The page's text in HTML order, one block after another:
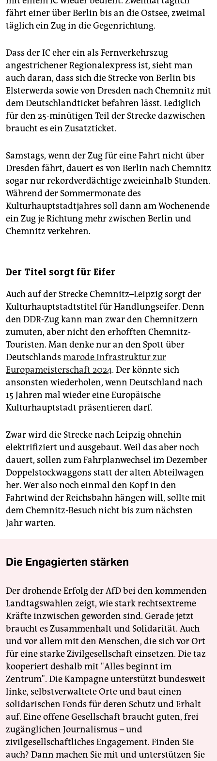
fährt einer über Berlin bis an die Ostsee, zweimal
täglich ein Zug in die Gegenrichtung.
Dass der IC eher ein als Fernverkehrszug
angestrichener Regionalexpress ist, sieht man
auch daran, dass sich die Strecke von Berlin bis
Elsterwerda sowie von Dresden nach Chemnitz mit
dem Deutschlandticket befahren lässt. Lediglich
für den 25-minütigen Teil der Strecke dazwischen
braucht es ein Zusatzticket.
Samstags, wenn der Zug für eine Fahrt nicht über
Dresden fährt, dauert es von Berlin nach Chemnitz
sogar nur rekordverdächtige zweieinhalb Stunden.
Während der Sommermonate des
Kulturhauptstadtjahres soll dann am Wochenende
ein Zug je Richtung mehr zwischen Berlin und
Chemnitz verkehren.
Der Titel sorgt für Eifer
Auch auf der Strecke Chemnitz–Leipzig sorgt der
Kulturhauptstadtstitel für Handlungseifer. Denn
den DDR-Zug kann man zwar den Chemnitzern
zumuten, aber nicht den erhofften Chemnitz-
Touristen. Man denke nur an den Spott über
Deutschlands marode Infrastruktur zur
Europameisterschaft 2024. Der könnte sich
ansonsten wiederholen, wenn Deutschland nach
15 Jahren mal wieder eine Europäische
Kulturhauptstadt präsentieren darf.
Zwar wird die Strecke nach Leipzig ohnehin
elektrifiziert und ausgebaut. Weil das aber noch
dauert, sollen zum Fahrplanwechsel im Dezember
Doppelstockwaggons statt der alten Abteilwagen
her. Wer also noch einmal den Kopf in den
Fahrtwind der Reichsbahn hängen will, sollte mit
dem Chemnitz-Besuch nicht bis zum nächsten
Jahr warten.
Die Engagierten stärken
Der drohende Erfolg der AfD bei den kommenden
Landtagswahlen zeigt, wie stark rechtsextreme
Kräfte inzwischen geworden sind. Gerade jetzt
braucht es Zusammenhalt und Solidarität. Auch
und vor allem mit den Menschen, die sich vor Ort
für eine starke Zivilgesellschaft einsetzen. Die taz
kooperiert deshalb mit "Alles beginnt im
Zentrum". Die Kampagne unterstützt bundesweit
linke, selbstverwaltete Orte und baut einen
solidarischen Fonds für deren Schutz und Erhalt
auf. Eine offene Gesellschaft braucht guten, frei
zugänglichen Journalismus – und
zivilgesellschaftliches Engagement. Finden Sie
auch? Dann machen Sie mit und unterstützen Sie